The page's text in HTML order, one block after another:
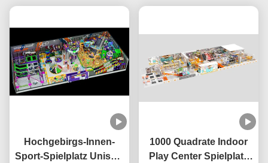
Hochgebirgs-Innen-
Sport-Spielplatz Unisex-
1000 Quadrate Indoor
Play Center Spielplatz